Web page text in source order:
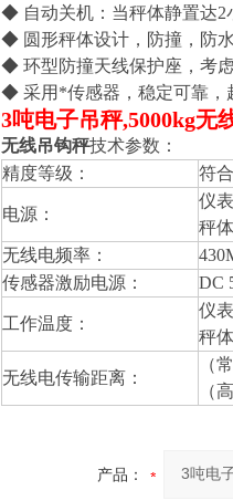
◆ 自动关机：当秤体静置达2
◆ 圆形秤体设计，防撞，防水
◆ 环型防撞天线保护座，考虑
◆ 采用*传感器，稳定可靠，
3吨电子吊秤,5000kg无
无线吊钩秤技术参数：
精度等级：
符
电源：
仪
秤
无线电频率：
传感器激励电源：
DC
工作温度：
仪
秤
无线电传输距离：
（
（
产品：